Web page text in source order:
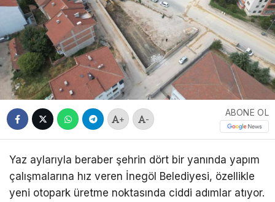
+ -
ABONE OL
Yaz aylarıyla beraber şehrin dört bir yanında yapım
çalışmalarına hız veren İnegöl Belediyesi, özellikle
yeni otopark üretme noktasında ciddi adımlar atıyor.